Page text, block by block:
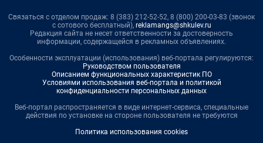
Связаться с отделом продаж: 8 (383) 212-52-52, 8 (800) 200-03-83 (звонок
с сотового бесплатный), reklamangs@shkulev.ru
Редакция сайта не несет ответственности за достоверность
информации, содержащейся в рекламных объявлениях.
Особенности эксплуатации (использования) веб-портала регулируются:
Руководством пользователя
Описанием функциональных характеристик ПО
Условиями использования веб-портала и политикой
конфиденциальности персональных данных
Веб-портал распространяется в виде интернет-сервиса, специальные
действия по установке на стороне пользователя не требуются
Политика использования cookies